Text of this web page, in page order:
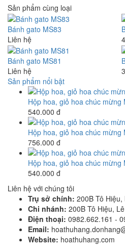
Sản phẩm cùng loại
Bánh gato MS83
Liên hệ
Bánh gato MS81
Liên hệ
Sản phẩm nổi bật
Hộp hoa, giỏ hoa chúc mừng
540.000 đ
Hộp hoa, giỏ hoa chúc mừng
756.000 đ
Hộp hoa, giỏ hoa chúc mừng
540.000 đ
Liên hệ với chúng tôi
Trụ sở chính: 200B Tô
Chi nhánh: 200B Tô Hiệu,
Điện thoại: 0982.662.161 -
Email:
Website: hoathuhang.com